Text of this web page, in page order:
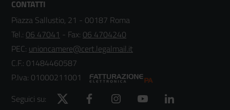
CONTATTI
Piazza Sallustio, 21 - 00187 Roma
Tel.: 06 47041 - Fax: 06 4704240
PEC: unioncamere@cert.legalmail.it
C.F.: 01484460587
P.Iva: 01000211001
Seguici su:
Twitter Facebook Instagram YouTube